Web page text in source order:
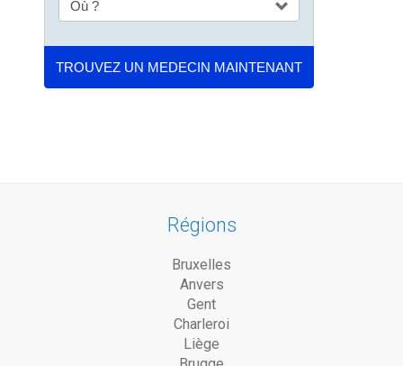
Régions
Bruxelles
Anvers
Gent
Charleroi
Liège